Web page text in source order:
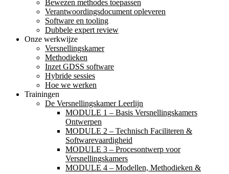
Bewezen methodes toepassen
Verantwoordingsdocument opleveren
Software en tooling
Dubbele expert review
Onze werkwijze
Versnellingskamer
Methodieken
Inzet GDSS software
Hybride sessies
Hoe we werken
Trainingen
De Versnellingskamer Leerlijn
MODULE 1 – Basis Versnellingskamers
Ontwerpen
MODULE 2 – Technisch Faciliteren &
Softwarevaardigheid
MODULE 3 – Procesontwerp voor
Versnellingskamers
MODULE 4 – Modellen, Methodieken &